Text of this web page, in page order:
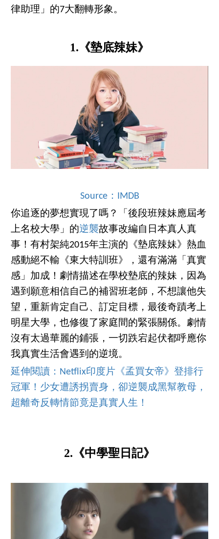
律助理」的7大翻轉形象。
1.《墊底辣妹》
Source：IMDB
你追逐的夢想實現了嗎？「後段班辣妹應屆考
上名校大學」的逆襲故事改編自日本真人真
事！有村架純2015年主演的《墊底辣妹》熱血
感動絕不輸《東大特訓班》，還有滿滿「真實
感」加成！劇情描述在學校墊底的辣妹，因為
遇到願意相信自己的補習班老師，不想讓他失
望，重新肯定自己、訂定目標，最後奇蹟考上
明星大學，也修復了家庭間的緊張關係。劇情
沒有太過華麗的鋪張，一切跌宕起伏都呼應你
我真實生活會遇到的逆境。
延伸閱讀：Netflix印度片《孟買女帝》登排行
冠軍！少女遭誘拐賣身，卻逆襲成黑幫教母，
超離奇反轉情節竟是真實人生！
2.《中學聖日記》